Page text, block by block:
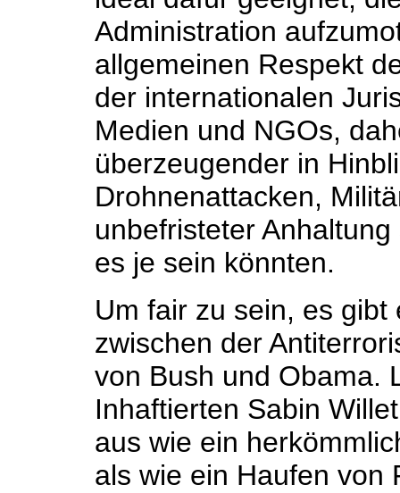
Administration
allgemeinen Respekt
der internationalen
Medien und NGOs,
überzeugender in
Drohnenattacken,
unbefristeter
es je sein könnten.
Um fair zu sein, es
zwischen der
von Bush und Obama.
Inhaftierten Sabin
aus wie ein
als wie ein Haufen von